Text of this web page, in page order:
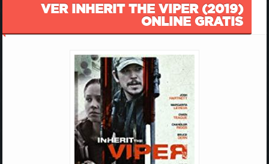
VER INHERIT THE VIPER (2019)
ONLINE GRATIS